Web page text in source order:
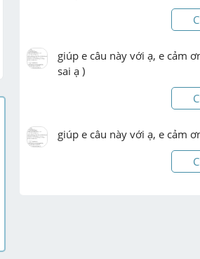
giúp e câu này với ạ, e cảm
sai ạ )
giúp e câu này với ạ, e cảm